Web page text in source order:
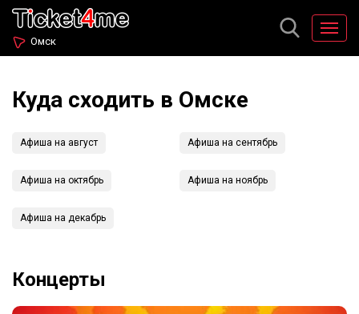
Омск
Куда сходить в Омске
Афиша на август Афиша на сентябрь
Афиша на октябрь Афиша на ноябрь
Афиша на декабрь
Концерты